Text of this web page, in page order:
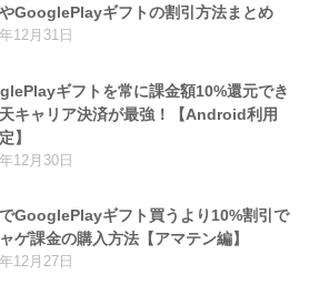
GooglePlayギフトの割引方法まとめ
12月31日
ギフトを常に課金額10%還元でき
キャリア決済が最強！【Android利用
】
12月30日
GooglePlayギフト買うより10%割引で
ゲ課金の購入方法【アマテン編】
12月27日